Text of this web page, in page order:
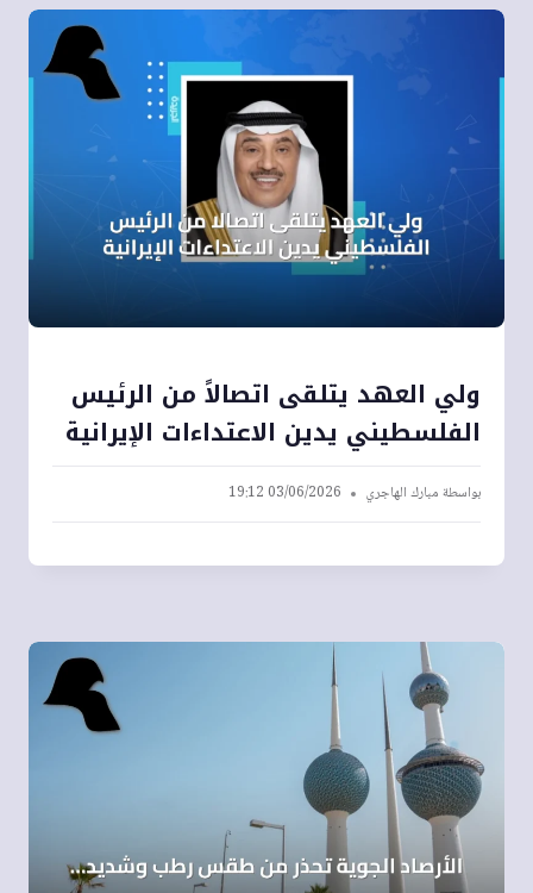
ولي العهد يتلقى اتصالاً من الرئيس
الفلسطيني يدين الاعتداءات الإيرانية
بواسطةمبارك الهاجري 03/06/2026 19:12